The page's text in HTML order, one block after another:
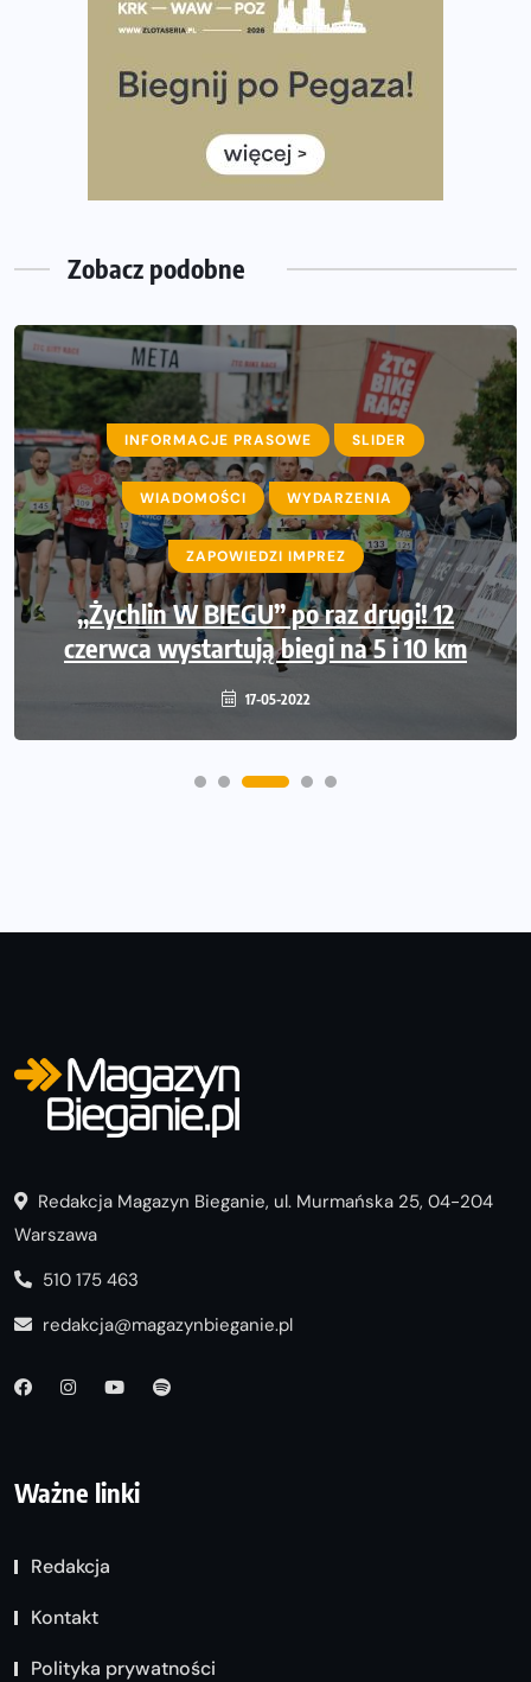
Co ma dużo białka? Produkty, które warto włączyć do
Rozbiegany Olsztyn szykuje się na weekend z
Już w tę sobotę 35. Bieg Powstania Warszawskiego.
Wystartuje rekordowa liczba uczestników
Zobacz podobne
INFORMACJE PRASOWE SLIDER
WIADOMOŚCI WYDARZENIA
ZAPOWIEDZI IMPREZ
„Żychlin W BIEGU” po raz drugi! 12
czerwca wystartują biegi na 5 i 10 km
17-05-2022
AKTUALNOŚCI INFORMACJE PRASOWE
WIADOMOŚCI WYDARZENIA
Międzynarodowe gwiazdy lekkiej atletyki
na Poznań Athletics Grand Prix!
09-05-2022
Redakcja Magazyn Bieganie, ul. Murmańska 25, 04-204
Warszawa
510 175 463
redakcja@magazynbieganie.pl
Ważne linki
Redakcja
Kontakt
Polityka prywatności